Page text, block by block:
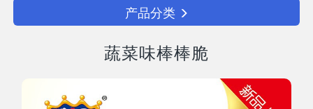
产品分类
蔬菜味棒棒脆